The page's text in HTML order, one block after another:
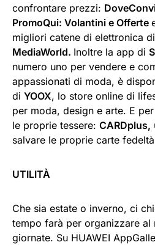
confrontare prezzi:
PromoQui: Volantini e Offerte
migliori catene di elettronica
MediaWorld. Inoltre la app di
numero uno per vendere e
appassionati di moda, è
di YOOX, lo store online di
per moda, design e arte. E
le proprie tessere: CARDplus,
salvare le proprie carte
UTILITÀ
Che sia estate o inverno, ci
tempo farà per organizzare al
giornate. Su HUAWEI